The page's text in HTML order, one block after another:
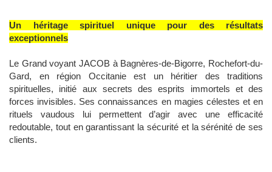
Un héritage spirituel unique pour des résultats
exceptionnels
Le Grand voyant JACOB à Bagnères-de-Bigorre, Rochefort-du-
Gard, en région Occitanie est un héritier des traditions
spirituelles, initié aux secrets des esprits immortels et des
forces invisibles. Ses connaissances en magies célestes et en
rituels vaudous lui permettent d’agir avec une efficacité
redoutable, tout en garantissant la sécurité et la sérénité de ses
clients.